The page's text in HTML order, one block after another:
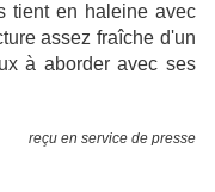
tient en haleine avec
assez fraîche d'un
à aborder avec ses
reçu en service de presse